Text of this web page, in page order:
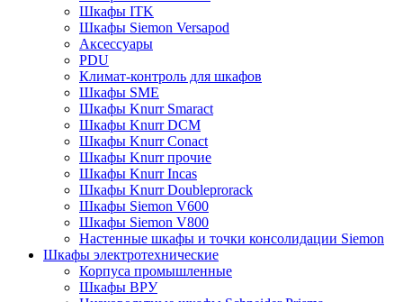
Шкафы ITK
Шкафы Siemon Versapod
Аксессуары
PDU
Климат-контроль для шкафов
Шкафы SME
Шкафы Knurr Smaract
Шкафы Knurr DCM
Шкафы Knurr Conact
Шкафы Knurr прочие
Шкафы Knurr Incas
Шкафы Knurr Doubleprorack
Шкафы Siemon V600
Шкафы Siemon V800
Настенные шкафы и точки консолидации Siemon
Шкафы электротехнические
Корпуса промышленные
Шкафы ВРУ